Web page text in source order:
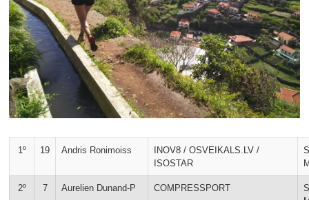
1º 19 Andris Ronimoiss
INOV8 / OSVEIKALS.LV /
ISOSTAR
2º 7 Aurelien Dunand-P COMPRESSPORT